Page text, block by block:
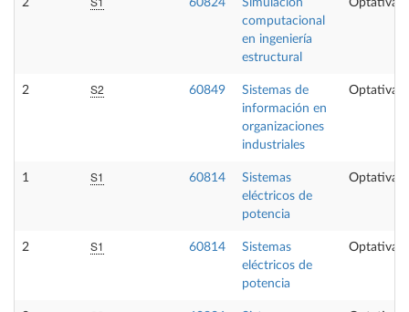
computacional
en ingeniería
estructural
2 S2 60849
Sistemas de
información en
organizaciones
industriales
Optativa
1 S1 60814
Sistemas
eléctricos de
potencia
Optativa
2 S1 60814
Sistemas
eléctricos de
potencia
Optativa